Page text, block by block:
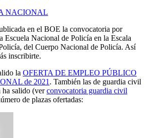
NACIONAL
en el BOE la convocatoria por
Escuela Nacional de Policía en la Escala
del Cuerpo Nacional de Policía. Así
inscribirte.
la OFERTA DE EMPLEO PÚBLICO
de 2021 . También las de guardia civil
ha salido (verconvocatoria guardia civil
de plazas ofertadas: